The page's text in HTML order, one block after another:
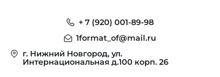
+ 7 (920) 001-89-98
1format_of@mail.ru
г. Нижний Новгород, ул.
Интернациональная д.100 корп. 26